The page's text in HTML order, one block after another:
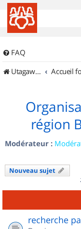
FAQ
UtagawaVTT (Randos VTT et VTTAE avec traces GPS)
région
Modérateur :
Nouveau sujet
recherche